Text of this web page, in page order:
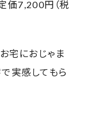
価7,200円（税
宅におじゃま
実感してもら